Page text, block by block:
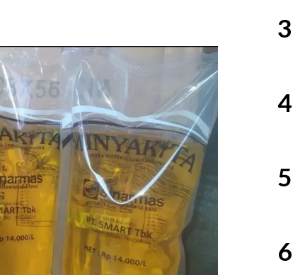
3
4
5
6